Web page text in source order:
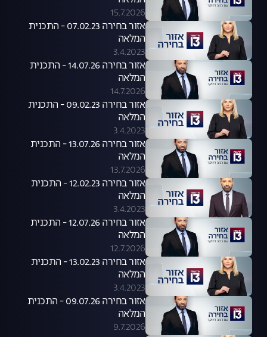
15.7.2026
אזור בחירה 07.02.23 - התכנית
המלאה
3.4.2023
אזור בחירה 14.07.26 - התכנית
המלאה
14.7.2026
אזור בחירה 09.02.23 - התכנית
המלאה
3.4.2023
אזור בחירה 13.07.26 - התכנית
המלאה
13.7.2026
אזור בחירה 12.02.23 - התכנית
המלאה
3.4.2023
אזור בחירה 12.07.26 - התכנית
המלאה
12.7.2026
אזור בחירה 13.02.23 - התכנית
המלאה
3.4.2023
אזור בחירה 09.07.26 - התכנית
המלאה
9.7.2026